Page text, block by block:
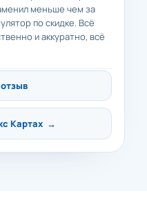
меньше чем за
по скидке. Всё
и аккуратно, всё
Картах →